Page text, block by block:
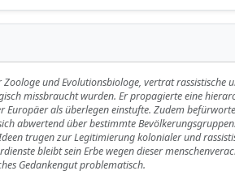
Zoologe und Evolutionsbiologe, vertrat rassistische
missbraucht wurden. Er propagierte eine
Europäer als überlegen einstufte. Zudem
abwertend über bestimmte
trugen zur Legitimierung kolonialer und
bleibt sein Erbe wegen dieser
Gedankengut problematisch.